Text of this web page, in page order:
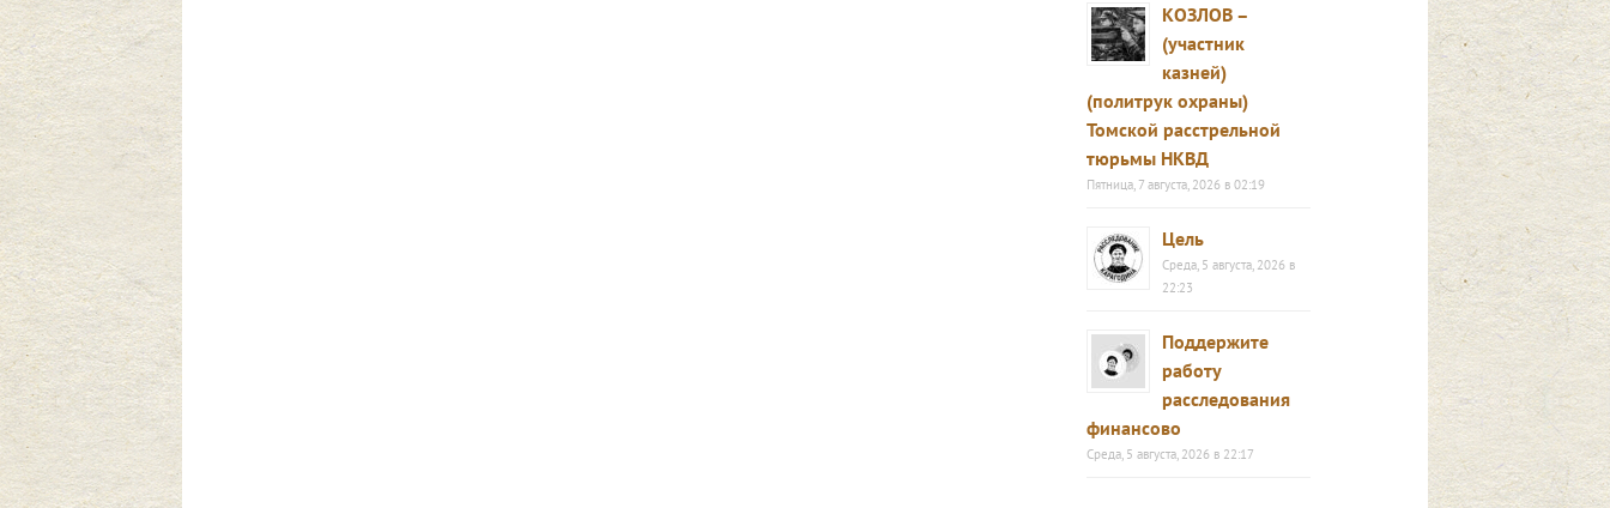
КОЗЛОВ –
(участник
казней)
(политрук охраны)
Томской расстрельной
тюрьмы НКВД
Пятница, 7 августа, 2026 в 02:19
Цель
Среда, 5 августа, 2026 в
22:23
Поддержите
работу
расследования
финансово
Среда, 5 августа, 2026 в 22:17